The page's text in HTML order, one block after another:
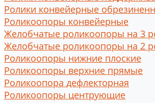
Ролики конвейерные
Роликоопоры конвейерные
Желобчатые роликоопоры на 3
Желобчатые роликоопоры на 2
Роликоопоры нижние плоские
Роликоопоры верхние прямые
Роликоопора дефлекторная
Роликоопоры центрующие